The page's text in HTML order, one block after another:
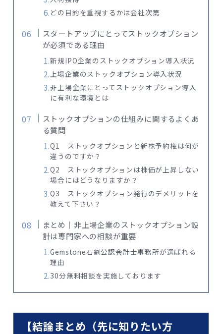
どの目的を重視するかは会社次第
スタートアップにとってストックオプション
が必須である理由
新規IPO企業のストックオプション導入状況
上場企業のストックオプション導入状況
非上場企業にとってストックオプション導入
に有利な環境とは
ストックオプションの仕組みに関するよくあ
る質問
Q1 ストックオプションと新株予約権は何が
違うのですか？
Q2 ストックオプションは株価が上昇しない
場合にはどうなりますか？
Q3 ストックオプション発行のデメリットを
教えて下さい？
まとめ｜非上場企業のストックオプション設
計は専門家への相談が重要
Gemstone石割公認会計士事務所が選ばれる
理由
30分無料相談を実施しております
【結論まとめ（先に知りたい方